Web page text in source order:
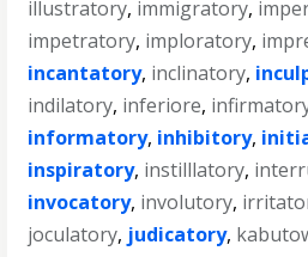
illustratory, immigratory,
impetratory, imploratory,
incantatory, inclinatory,
indilatory, inferiore,
informatory, inhibitory,
inspiratory, instilllatory,
invocatory, involutory,
joculatory, judicatory,